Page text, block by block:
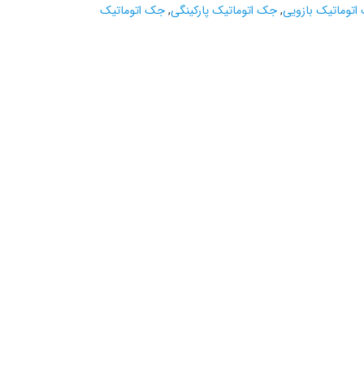
بازویی,جک اتوماتیک پارکینگی,جک اتوماتیک